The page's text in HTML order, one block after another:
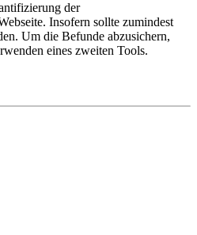
der
Insofern sollte zumindest
Um die Befunde abzusichern,
eines zweiten Tools.